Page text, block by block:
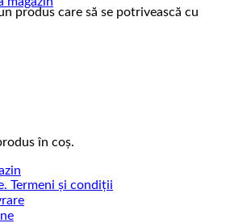
în coș.
produs care să se potrivească cu
Termeni și condiții